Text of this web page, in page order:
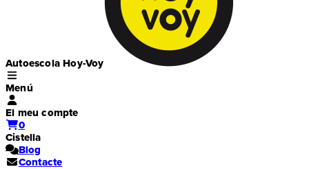
Autoescola Hoy-Voy
Menú
El meu compte
0
Cistella
Blog
Contacte